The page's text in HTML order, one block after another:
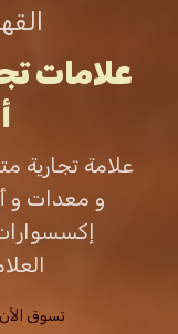
علامات
علامة تجارية
و معدات و
تسوق الاَن